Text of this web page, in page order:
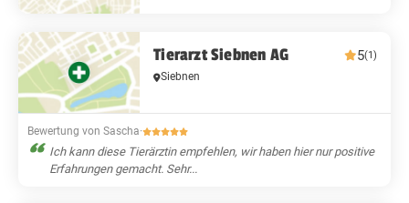
Tierarzt Siebnen AG 5(1)
Siebnen
Bewertung von Sascha·
Ich kann diese Tierärztin empfehlen, wir haben hier nur positive
Erfahrungen gemacht. Sehr...